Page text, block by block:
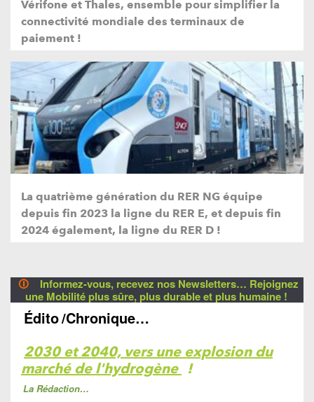
Vérifone et Thales, ensemble pour simplifier la
connectivité mondiale des terminaux de
paiement !
La quatrième génération du RER NG équipe
depuis fin 2023 la ligne du RER E, et depuis fin
2024 également, la ligne du RER D !
🛈
Informez-vous, recevez nos Newsletters… Rejoignez
une Mobilité plus sûre, plus durable et plus humaine !
Édito/Chronique…
2030 et 2040, vers une explosion du
marché de l'hydrogène !
La Rédaction…